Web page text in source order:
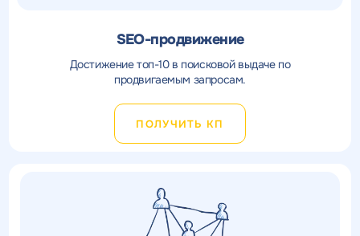
SEO-продвижение
Достижение топ-10 в поисковой выдаче по
продвигаемым запросам.
ПОЛУЧИТЬ КП